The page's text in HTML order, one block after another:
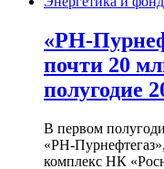
«РН-
почти 20
полугодие
В первом
«РН-
комплекс НК